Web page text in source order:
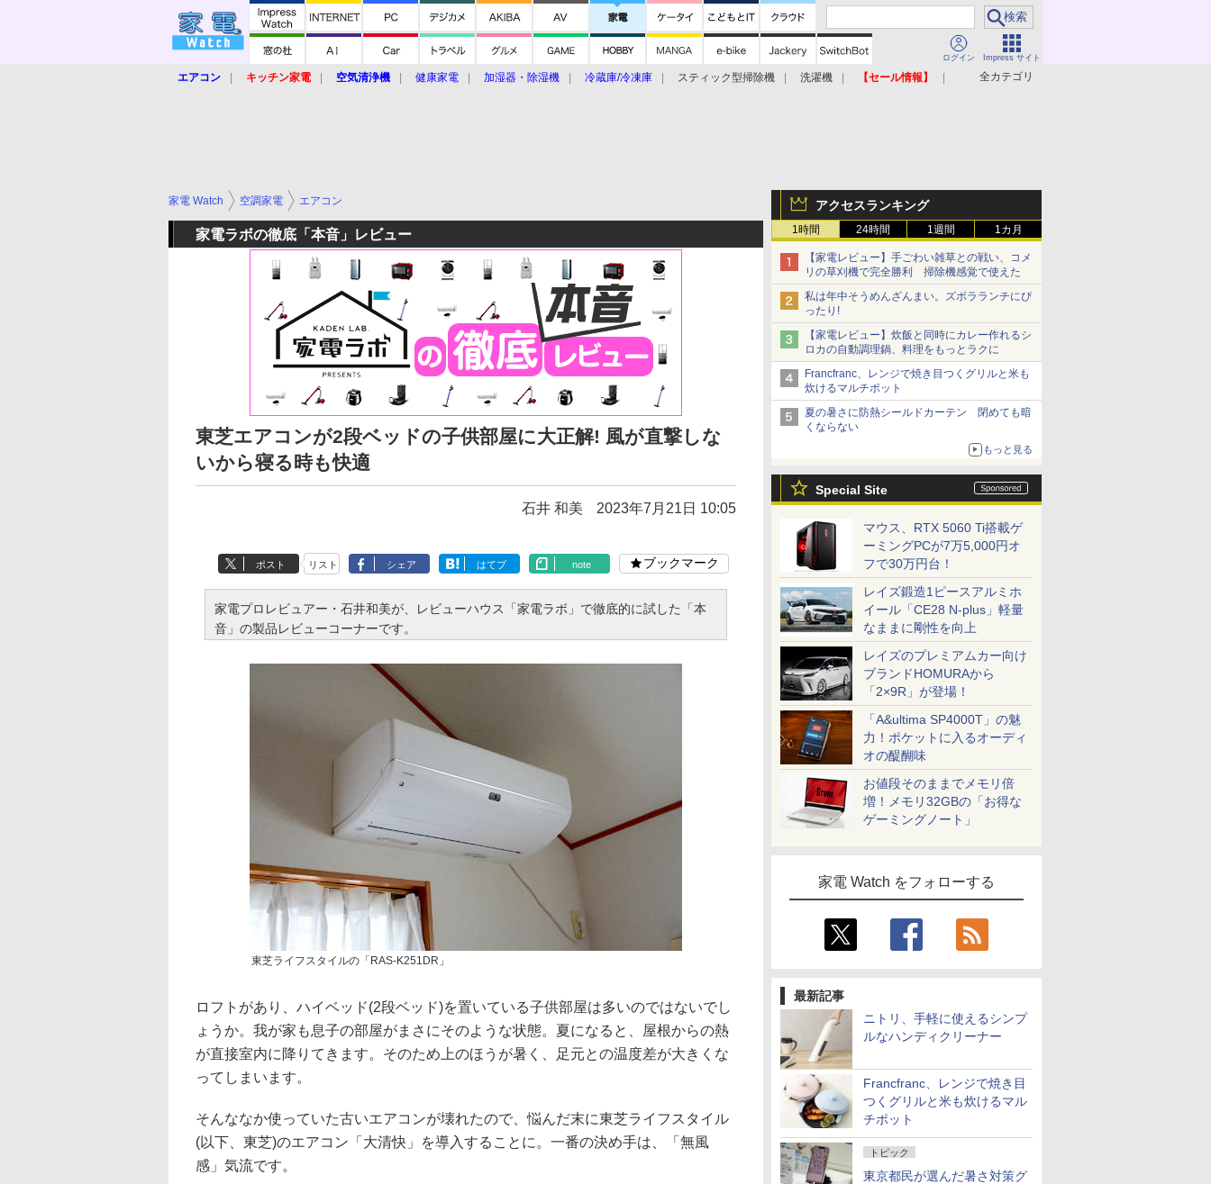
ログイン Impress サイト
全カテゴリ
エアコン キッチン家電 空気清浄機 健康家電 加湿器・除湿機 冷蔵庫/冷凍庫 スティック型掃除機 洗濯機
【セール情報】
アクセスランキング
1時間 24時間 1週間 1カ月
【家電レビュー】手ごわい雑草との戦い、コメ
リの草刈機で完全勝利 掃除機感覚で使えた
私は年中そうめんざんまい。ズボラランチにぴ
ったり!
【家電レビュー】炊飯と同時にカレー作れるシ
ロカの自動調理鍋、料理をもっとラクに
Francfranc、レンジで焼き目つくグリルと米も
炊けるマルチポット
夏の暑さに防熱シールドカーテン 閉めても暗
くならない
もっと見る
Special Site
マウス、RTX 5060 Ti搭載ゲ
ーミングPCが7万5,000円オ
フで30万円台！
レイズ鍛造1ピースアルミホ
イール「CE28 N-plus」軽量
なままに剛性を向上
レイズのプレミアムカー向け
ブランドHOMURAから
「2×9R」が登場！
「A&ultima SP4000T」の魅
力！ポケットに入るオーディ
オの醍醐味
お値段そのままでメモリ倍
増！メモリ32GBの「お得な
ゲーミングノート」
家電 Watch をフォローする
最新記事
ニトリ、手軽に使えるシンプ
ルなハンディクリーナー
Francfranc、レンジで焼き目
つくグリルと米も炊けるマル
チポット
トピック
東京都民が選んだ暑さ対策グ
家電 Watch 空調家電 エアコン
家電ラボの徹底「本音」レビュー
東芝エアコンが2段ベッドの子供部屋に大正解! 風が直撃しな
いから寝る時も快適
石井 和美 2023年7月21日 10:05
ポスト リスト シェア はてブ note ブックマーク
家電プロレビュアー・石井和美が、レビューハウス「家電ラボ」で徹底的に試した「本
音」の製品レビューコーナーです。
東芝ライフスタイルの「RAS-K251DR」
ロフトがあり、ハイベッド(2段ベッド)を置いている子供部屋は多いのではないでし
ょうか。我が家も息子の部屋がまさにそのような状態。夏になると、屋根からの熱
が直接室内に降りてきます。そのため上のほうが暑く、足元との温度差が大きくな
ってしまいます。
そんななか使っていた古いエアコンが壊れたので、悩んだ末に東芝ライフスタイル
(以下、東芝)のエアコン「大清快」を導入することに。一番の決め手は、「無風
感」気流です。